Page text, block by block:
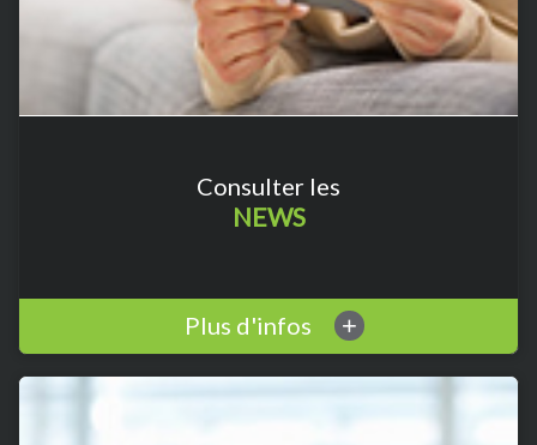
Consulter les
NEWS
Plus d'infos +